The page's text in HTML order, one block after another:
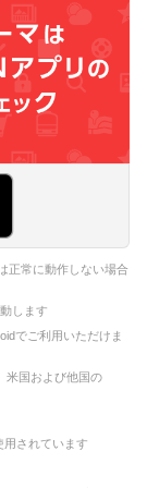
正常に動作しない場合
します
でご利用いただけま
米国および他国の
用されています